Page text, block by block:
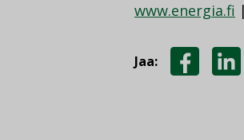
www.energia.fi
Jaa: